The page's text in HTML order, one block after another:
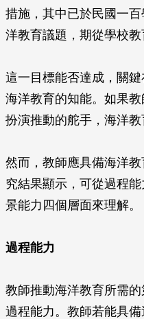
措施，其中已於民國一
洋教育議題，期從學校教
這一目標能否達成，關
海洋教育的知能。如果
扮演推動的舵手，海洋教
然而，教師應具備海洋
究結果顯示，可從過程
景能力四個層面來理解。
過程能力
教師推動海洋教育所需
過程能力。教師若能具